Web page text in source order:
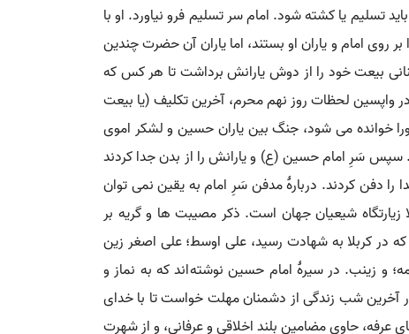
یا کشته شود. امام سر تسلیم فرو نیاورد. او با
امام و یاران او بستند، اما یاران آن حضرت چندین
بیعت خود را از دوش یارانش برداشت تا هر کس که
واپسین لحظات روز نهم محرم، آخرین تکلیف (یا بیعت
شب را برای عبادت مهلت گرفت. سرانجام در روز دهم محرم ۶۱ق، که روز عاشورا خوانده می شود، جنگ بین یاران حسین و لشکر اموی
سپس سَرِ امام حسین (ع) و یارانش را از بدن جدا کردند
دفن کردند. دربارۀ مدفن سَرِ امام به یقین نمی توان
شیعیان جهان است. ذکر مصیبت ها و گریه بر
در کربلا به شهادت رسید، علی اوسط؛ علی اصغر زین
و زینب. در سیرۀ امام حسین نوشته­ اند که به نماز و
آخرین شب زندگی از دشمنان مهلت خواست تا با خدای
حاوی مضامین بلند اخلاقی و عرفانی، و از شهرت